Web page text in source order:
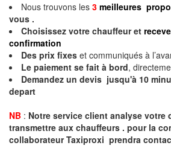
Nous trouvons les 3 meilleures
vous .
Choisissez votre chauffeur et
confirmation
Des prix fixes et communiqués à
Le paiement se fait à bord,
Demandez un devis jusqu'à 10
depart
NB : Notre service client analyse votre
transmettre aux chauffeurs . pour la
collaborateur Taxiproxi prendra